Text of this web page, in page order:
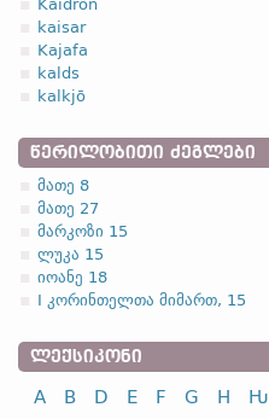
Kaidrōn
kaisar
Kajafa
kalds
kalkjō
ᲬᲔᲠᲘᲚᲝᲑᲘᲗᲘ ᲫᲔᲒᲚᲔᲑᲘ
მათე 8
მათე 27
მარკოზი 15
ლუკა 15
იოანე 18
I კორინთელთა მიმართ, 15
ᲚᲔᲥᲡᲘᲙᲝᲜᲘ
A B D E F G H Ƕ